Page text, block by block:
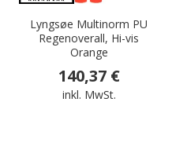
Lyngsøe Multinorm PU
Regenoverall, Hi-vis
Orange
140,37 €
inkl. MwSt.